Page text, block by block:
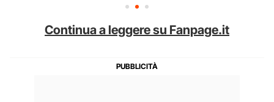
Continua a leggere su Fanpage.it